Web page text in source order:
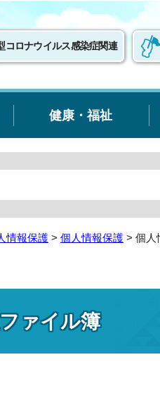
コロナウイルス感染症関連
健康・福祉
情報保護 > 個人情報保護 > 個人
ァイル簿